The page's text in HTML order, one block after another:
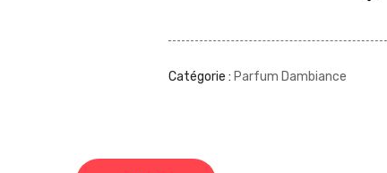
Catégorie : Parfum Dambiance